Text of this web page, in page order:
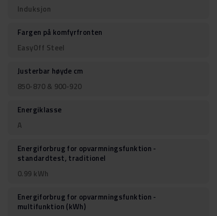
Induksjon
Fargen på komfyrfronten
EasyOff Steel
Justerbar høyde cm
850-870 & 900-920
Energiklasse
A
Energiforbrug for opvarmningsfunktion -
standardtest, traditionel
0.99 kWh
Energiforbrug for opvarmningsfunktion -
multifunktion (kWh)